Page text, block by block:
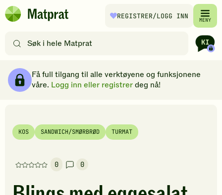
Hopp til hovedinnhold
Matprat
REGISTRER/LOGG INN MENY
etter
filtre
Få full tilgang til alle verktøyene og funksjonene
våre. Logg inn eller registrerdeg nå!
KOS SANDWICH/SMØRBRØD TURMAT
0
Denne
har
0